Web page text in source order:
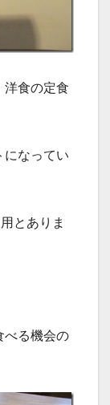
洋食の定食
になってい
とありま
べる機会の